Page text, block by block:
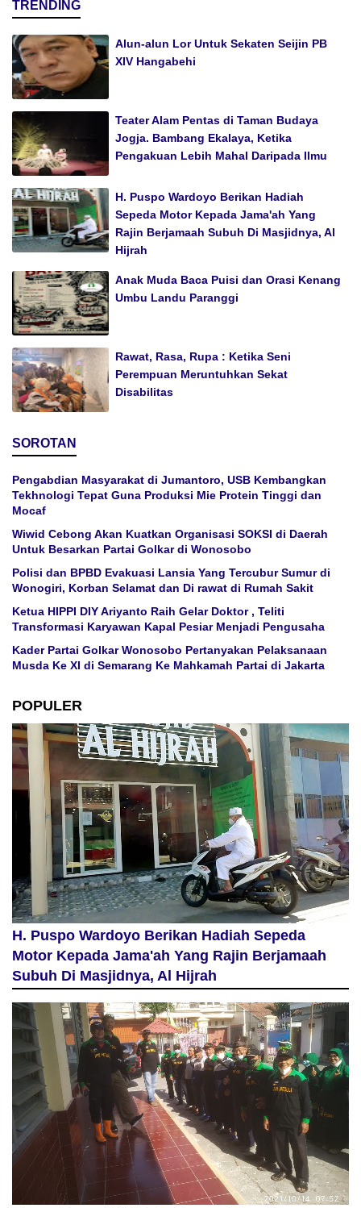
TRENDING
Alun-alun Lor Untuk Sekaten Seijin PB
XIV Hangabehi
Teater Alam Pentas di Taman Budaya
Jogja. Bambang Ekalaya, Ketika
Pengakuan Lebih Mahal Daripada Ilmu
H. Puspo Wardoyo Berikan Hadiah
Sepeda Motor Kepada Jama'ah Yang
Rajin Berjamaah Subuh Di Masjidnya, Al
Hijrah
Anak Muda Baca Puisi dan Orasi Kenang
Umbu Landu Paranggi
Rawat, Rasa, Rupa : Ketika Seni
Perempuan Meruntuhkan Sekat
Disabilitas
SOROTAN
Pengabdian Masyarakat di Jumantoro, USB Kembangkan
Tekhnologi Tepat Guna Produksi Mie Protein Tinggi dan
Mocaf
Wiwid Cebong Akan Kuatkan Organisasi SOKSI di Daerah
Untuk Besarkan Partai Golkar di Wonosobo
Polisi dan BPBD Evakuasi Lansia Yang Tercubur Sumur di
Wonogiri, Korban Selamat dan Di rawat di Rumah Sakit
Ketua HIPPI DIY Ariyanto Raih Gelar Doktor , Teliti
Transformasi Karyawan Kapal Pesiar Menjadi Pengusaha
Kader Partai Golkar Wonosobo Pertanyakan Pelaksanaan
Musda Ke XI di Semarang Ke Mahkamah Partai di Jakarta
POPULER
H. Puspo Wardoyo Berikan Hadiah Sepeda
Motor Kepada Jama'ah Yang Rajin Berjamaah
Subuh Di Masjidnya, Al Hijrah